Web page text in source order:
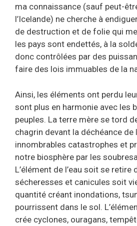
ma connaissance (sauf peut-
l’Icelande) ne cherche à
de destruction et de folie qui
les pays sont endettés, à la
donc contrôlées par des
faire des lois immuables de la
Ainsi, les éléments ont perdu
sont plus en harmonie avec les
peuples. La terre mère se tord
chagrin devant la déchéance de
innombrables catastrophes et
notre biosphère par les
L’élément de l’eau soit se retire
sécheresses et canicules soit
quantité créant inondations,
pourrissent dans le sol.
crée cyclones, ouragans,